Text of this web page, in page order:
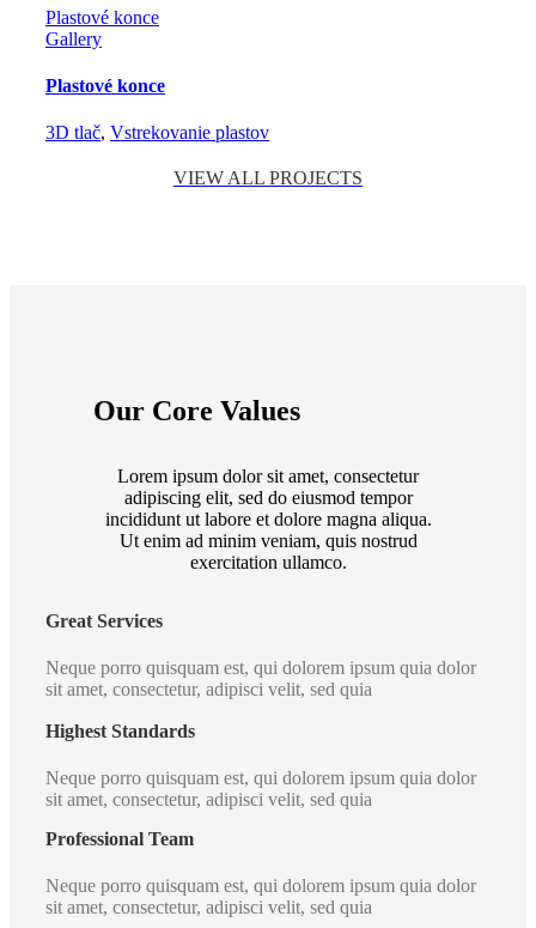
Plastové konce
Gallery
Plastové konce
3D tlač, Vstrekovanie plastov
VIEW ALL PROJECTS
Our Core Values
Lorem ipsum dolor sit amet, consectetur
adipiscing elit, sed do eiusmod tempor
incididunt ut labore et dolore magna aliqua.
Ut enim ad minim veniam, quis nostrud
exercitation ullamco.
Great Services
Neque porro quisquam est, qui dolorem ipsum quia dolor
sit amet, consectetur, adipisci velit, sed quia
Highest Standards
Neque porro quisquam est, qui dolorem ipsum quia dolor
sit amet, consectetur, adipisci velit, sed quia
Professional Team
Neque porro quisquam est, qui dolorem ipsum quia dolor
sit amet, consectetur, adipisci velit, sed quia